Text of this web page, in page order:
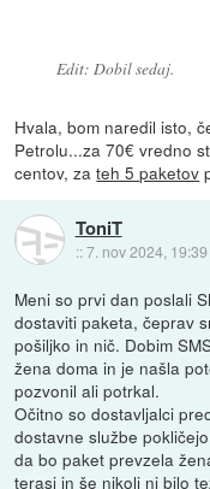
Edit: Dobil sedaj.
Hvala, bom naredil isto,
Petrolu...za 70€ vredno
centov, zateh 5 paketov
ToniT
::7. nov 2024, 19:39
Meni so prvi dan poslali
dostaviti paketa, čeprav
pošiljko in nič. Dobim
žena doma in je našla
pozvonil ali potrkal.
Očitno so dostavljalci
dostavne službe
da bo paket prevzela
terasi in še nikoli ni bilo